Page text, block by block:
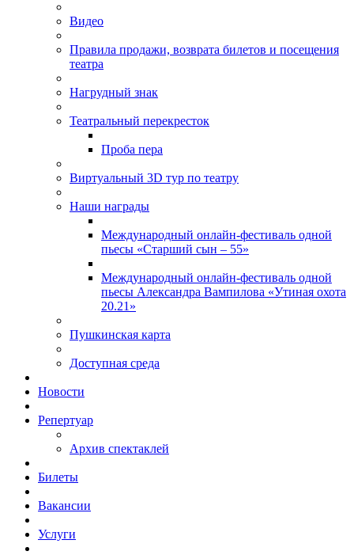
Видео
Правила продажи, возврата билетов и посещения
театра
Нагрудный знак
Театральный перекресток
Проба пера
Виртуальный 3D тур по театру
Наши награды
Международный онлайн-фестиваль одной
пьесы «Старший сын – 55»
Международный онлайн-фестиваль одной
пьесы Александра Вампилова «Утиная охота
20.21»
Пушкинская карта
Доступная среда
Новости
Репертуар
Архив спектаклей
Билеты
Вакансии
Услуги